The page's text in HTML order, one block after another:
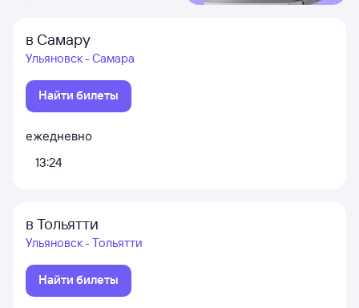
в Самару
Ульяновск - Самара
Найти билеты
ежедневно
13:24
в Тольятти
Ульяновск - Тольятти
Найти билеты